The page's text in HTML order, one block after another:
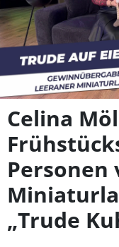
Celina
Personen
„Trude